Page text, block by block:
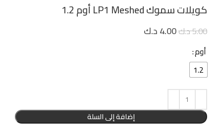
كويلات سموك LP1 Meshed أوم 1.2
5.00د.ك4.00د.ك
أوم
1.2
إضافة إلى السلة